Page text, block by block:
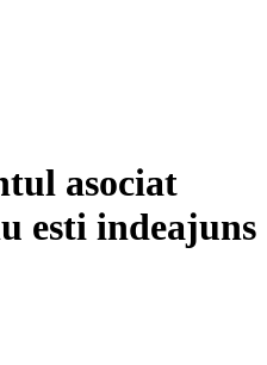
asociat
esti indeajuns